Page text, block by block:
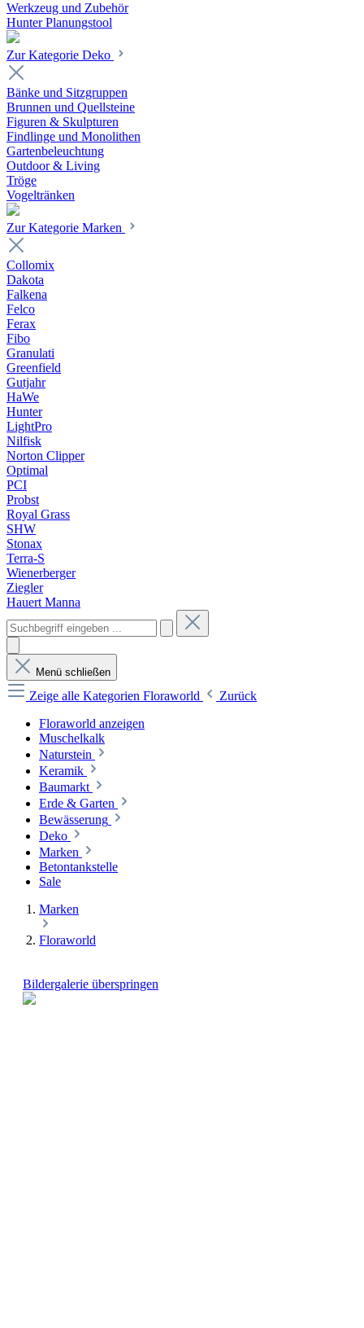
Werkzeug und Zubehör
Hunter Planungstool
Zur Kategorie Deko
Bänke und Sitzgruppen
Brunnen und Quellsteine
Figuren & Skulpturen
Findlinge und Monolithen
Gartenbeleuchtung
Outdoor & Living
Tröge
Vogeltränken
Zur Kategorie Marken
Collomix
Dakota
Falkena
Felco
Ferax
Fibo
Granulati
Greenfield
Gutjahr
HaWe
Hunter
LightPro
Nilfisk
Norton Clipper
Optimal
PCI
Probst
Royal Grass
SHW
Stonax
Terra-S
Wienerberger
Ziegler
Hauert Manna
Menü schließen
Zeige alle Kategorien Floraworld
Zurück
Floraworld anzeigen
Muschelkalk
Naturstein
Keramik
Baumarkt
Erde & Garten
Bewässerung
Deko
Marken
Betontankstelle
Sale
Marken
Floraworld
Bildergalerie überspringen